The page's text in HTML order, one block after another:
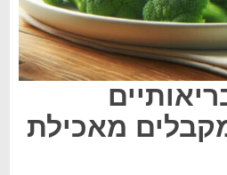
בריאותיים
מאכילת